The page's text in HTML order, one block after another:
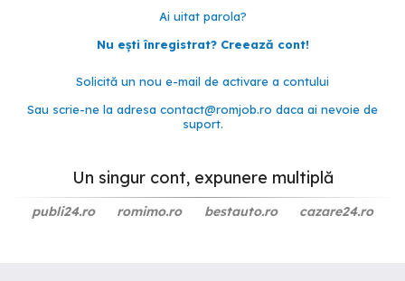
Ai uitat parola?
Nu ești înregistrat? Creează cont!
Solicită un nou e-mail de activare a contului
Sau scrie-ne la adresa contact@romjob.ro daca ai nevoie de
suport.
Un singur cont, expunere multiplă
publi24.ro romimo.ro bestauto.ro cazare24.ro